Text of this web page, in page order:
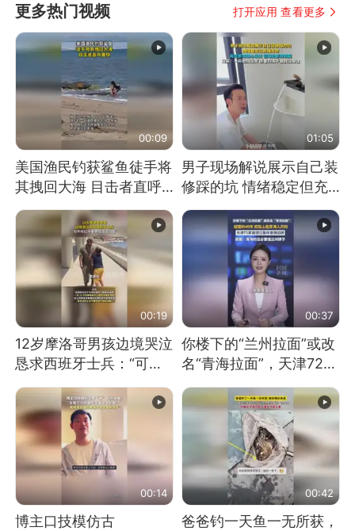
更多热门视频 打开应用 查看更多
00:09
美国渔民钓获鲨鱼徒手将
其拽回大海 目击者直呼
震惊 （视频来源：参考
消息）
01:05
男子现场解说展示自己装
修踩的坑 情绪稳定但充
满无奈 每处都有精心设
计 但每处都有瑕疵 网
友：一开始我没笑 但看
到洗手盆我没绷住
00:19
12岁摩洛哥男孩边境哭泣
恳求西班牙士兵：“可不
可以不要把我遣返回国”
00:37
你楼下的“兰州拉面”或改
名“青海拉面”，天津72家
面馆已集体更换招牌
00:14
博主口技模仿古
00:42
爸爸钓一天鱼一无所获，